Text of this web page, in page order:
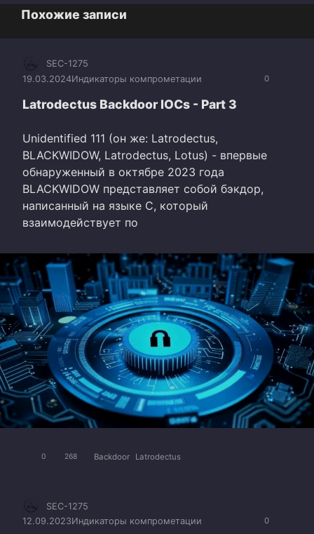
Похожие записи
0
SEC-1275
19.03.2024Индикаторы компрометации
Latrodectus Backdoor IOCs - Part 3
Unidentified 111 (он же: Latrodectus,
BLACKWIDOW, Latrodectus, Lotus) - впервые
обнаруженный в октябре 2023 года
BLACKWIDOW представляет собой бэкдор,
написанный на языке C, который
взаимодействует по
0 268 Backdoor Latrodectus
0
SEC-1275
12.09.2023Индикаторы компрометации